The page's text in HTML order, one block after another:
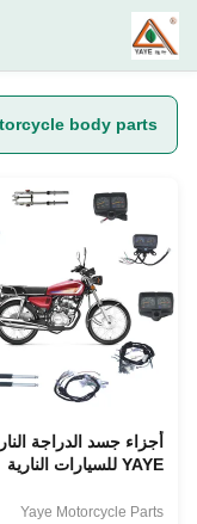
body parts
أجزاء جسد الدراجة
YAYE للسيارات النارية
محرك الدراجة النارية
Yaye Motorcycle Parts